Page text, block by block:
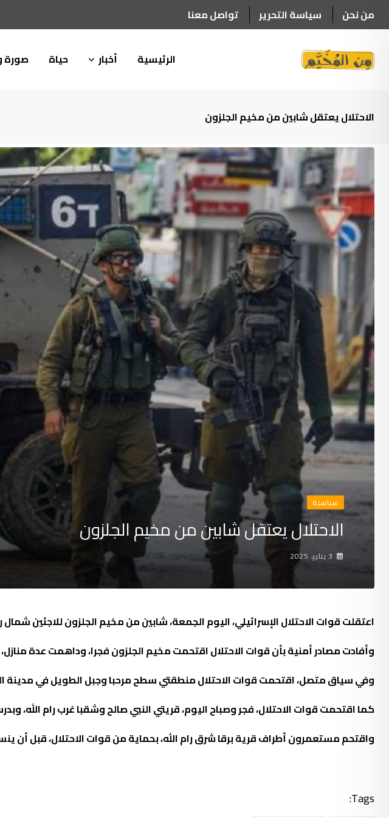
to
من نحن سياسة التحرير تواصل معنا
الرئيسية أخبار حياة صورة
الاحتلال يعتقل شابين من مخيم الجلزون
سياسية
الاحتلال يعتقل شابين من مخيم الجلزون
3 يناير، 2025
اعتقلت قوات الاحتلال الإسرائيلي، اليوم الجمعة، شابين من مخيم الجلزون للاجئين شمال
وأفادت مصادر أمنية بأن قوات الاحتلال اقتحمت مخيم الجلزون فجرا، وداهمت عدة منازل، واعتقلت الشابين
وفي سياق متصل، اقتحمت قوات الاحتلال منطقتي سطح مرحبا وجبل الطويل في مدينة
كما اقتحمت قوات الاحتلال، فجر وصباح اليوم، قريتي النبي صالح وشقبا غرب رام الله،
واقتحم مستعمرون أطراف قرية برقا شرق رام الله، بحماية من قوات الاحتلال، قبل أن
Tags: